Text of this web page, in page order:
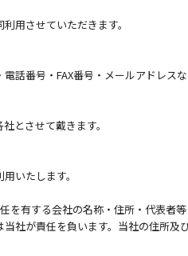
用させていただきます。
話番号・FAX番号・メールアドレス
とさせて戴きます。
いたします。
を有する会社の名称・住所・代表者等
社が責任を負います。当社の住所及